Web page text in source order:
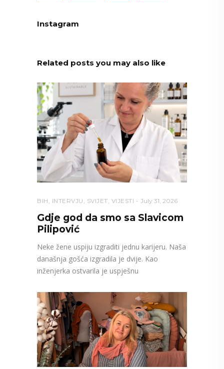
Instagram
Related posts you may also like
BIH INTERVJU SVIJET VIJESTI July 31, 2026
Gdje god da smo sa Slavicom
Pilipović
Neke žene uspiju izgraditi jednu karijeru. Naša
današnja gošća izgradila je dvije. Kao
inženjerka ostvarila je uspješnu